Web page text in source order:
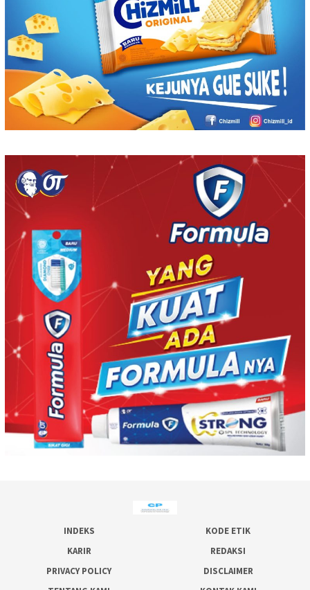
INDEKS
KODE ETIK
KARIR
REDAKSI
PRIVACY POLICY
DISCLAIMER